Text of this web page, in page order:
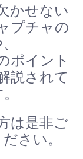
かせない
プチャの
ポイント
説されて
は是非ご
さい。